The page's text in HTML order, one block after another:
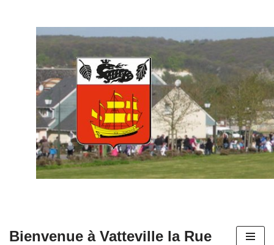
contenu
Bienvenue à Vatteville la Rue